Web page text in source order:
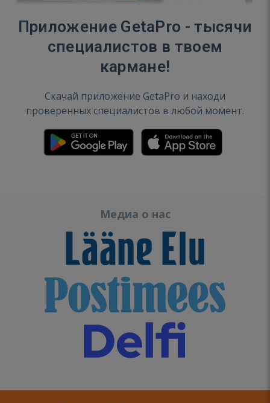
Приложение GetaPro - тысячи
специалистов в твоем
кармане!
Скачай приложение GetaPro и находи
проверенных специалистов в любой момент.
Медиа о нас